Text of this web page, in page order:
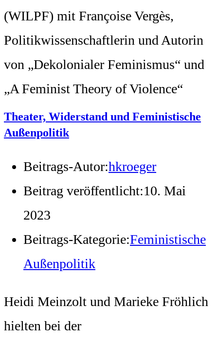
(WILPF) mit Françoise Vergès,
Politikwissenschaftlerin und Autorin
von „Dekolonialer Feminismus“ und
„A Feminist Theory of Violence“
Theater, Widerstand und Feministische
Außenpolitik
Beitrags-Autor:hkroeger
Beitrag veröffentlicht:10. Mai
2023
Beitrags-Kategorie:Feministische
Außenpolitik
Heidi Meinzolt und Marieke Fröhlich
hielten bei der